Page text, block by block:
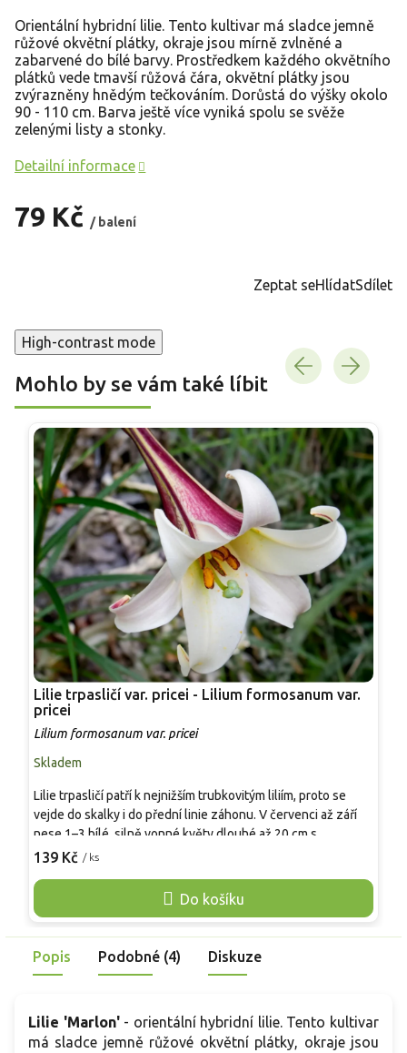
79 Kč / balení
Orientální hybridní lilie. Tento kultivar má sladce jemně
růžové okvětní plátky, okraje jsou mírně zvlněné a
zabarvené do bílé barvy. Prostředkem každého okvětního
plátků vede tmavší růžová čára, okvětní plátky jsou
zvýrazněny hnědým tečkováním. Dorůstá do výšky okolo
90 - 110 cm. Barva ještě více vyniká spolu se svěže
zelenými listy a stonky.
Detailní informace
Zeptat seHlídatSdílet
High-contrast mode
Mohlo by se vám také líbit
Lilie trpasličí var. pricei - Lilium formosanum var.
pricei
Lilium formosanum var. pricei
Skladem
139 Kč / ks
Do košíku
Lilie trpasličí patří k nejnižším trubkovitým liliím, proto se
vejde do skalky i do přední linie záhonu. V červenci až září
nese 1–3 bílé, silně vonné květy dlouhé až 20 cm s
purpurovým rubem. Oproti běžné formě Lilium formosanum
posezení. Nejlépe vyniká ve štěrkové výsadbě nebo v
květináči s drenáží, kde je snadné uhlídat přemokření.
zimní ochrana se vyplácí. Pro kočky je lilie toxická.
Popis Podobné (4) Diskuze
Lilie 'Marlon'- orientální hybridní lilie. Tento kultivar
má sladce jemně růžové okvětní plátky, okraje jsou